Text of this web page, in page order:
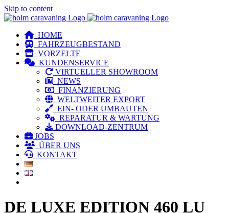
Skip to content
HOME
FAHRZEUGBESTAND
VORZELTE
KUNDENSERVICE
VIRTUELLER SHOWROOM
NEWS
FINANZIERUNG
WELTWEITER EXPORT
EIN- ODER UMBAUTEN
REPARATUR & WARTUNG
DOWNLOAD-ZENTRUM
JOBS
ÜBER UNS
KONTAKT
DE LUXE EDITION 460 LU